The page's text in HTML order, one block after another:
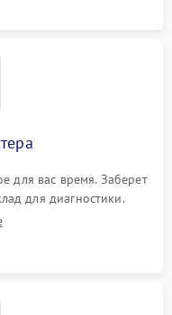
для вас время. Заберет
для диагностики.